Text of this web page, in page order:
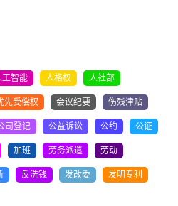
工智能 人格权 人社部
先受偿权 会议纪要 伤残津贴
司登记 公益诉讼 公约 公证
加班 劳务派遣 劳动
反洗钱 发改委 发明专利